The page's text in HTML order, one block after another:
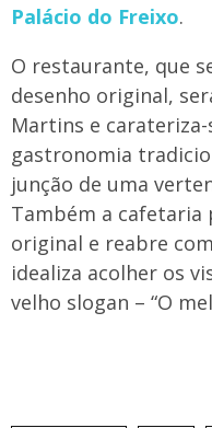
Palácio do Freixo.
O restaurante, que
desenho original,
Martins e
gastronomia
junção de uma
Também a cafetaria
original e reabre
idealiza acolher os
velho slogan – “O